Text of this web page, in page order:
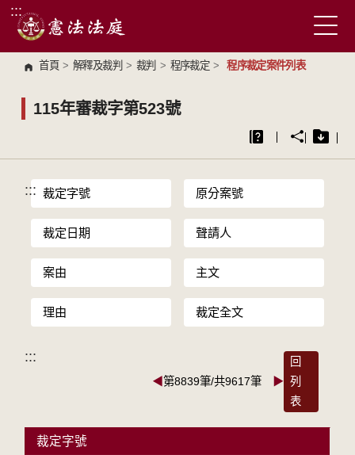
跳到主要內容區塊
:::
首頁 > 解釋及裁判 > 裁判 > 程序裁定 > 程序裁定案件列表
115年審裁字第523號
::: 裁定字號 原分案號
裁定日期 聲請人
案由 主文
理由 裁定全文
:::
◀第8839筆/共9617筆 ▶
回
列
表
裁定字號